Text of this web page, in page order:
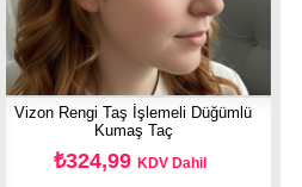
Vizon Rengi Taş İşlemeli Düğümlü
Kumaş Taç
₺324,99KDV Dahil